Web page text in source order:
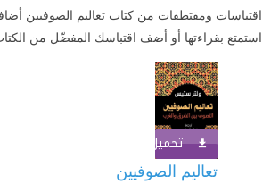
اقتباسات ومقتطفات من كتاب تعاليم الصوفيين
استمتع بقراءتها أو أضف اقتباسك المفضّل من
تحميل الكتاب
تعاليم الصوفيين